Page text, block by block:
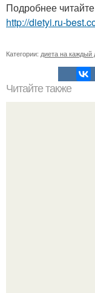
Подробнее
http://dietyi.ru-
Категории: диета на каждый
Читайте также